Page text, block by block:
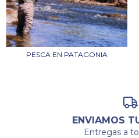
PESCA EN PATAGONIA
ENVIAMOS
Entregas a